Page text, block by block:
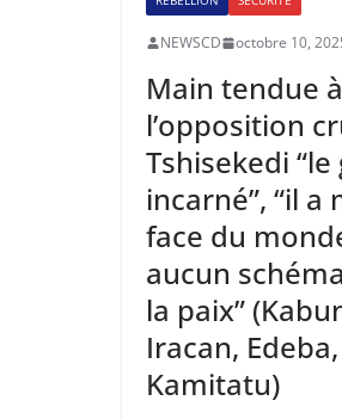
NEWSCD octobre 10,
Main tendue
l’opposition
Tshisekedi “le
incarné”, “il a
face du
aucun
la paix”
Iracan,
Kamitatu)